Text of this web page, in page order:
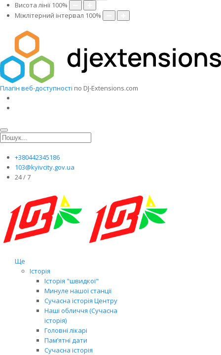
Висота лінії 100%
Міжлітерний інтервал 100%
Плагін веб-доступності по DJ-Extensions.com
+380442345186
103@kyivcity.gov.ua
24 / 7
Ще
Історія
Історія "швидкої"
Минуле нашої станції
Сучасна історія Центру
Наші обличчя (Сучасна
історія)
Головні лікарі
Пам’ятні дати
Сучасна історія